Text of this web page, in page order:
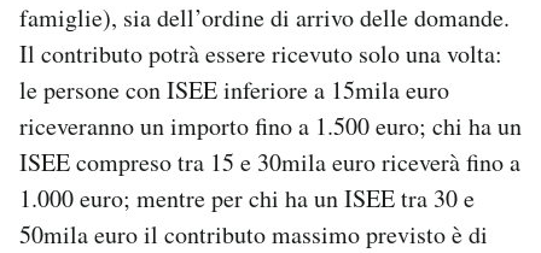
famiglie), sia dell’ordine di arrivo delle domande.
Il contributo potrà essere ricevuto solo una volta:
le persone con ISEE inferiore a 15mila euro
riceveranno un importo fino a 1.500 euro; chi ha un
ISEE compreso tra 15 e 30mila euro riceverà fino a
1.000 euro; mentre per chi ha un ISEE tra 30 e
50mila euro il contributo massimo previsto è di